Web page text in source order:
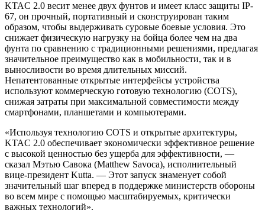
KTAC 2.0 весит менее двух фунтов и имеет класс защиты IP-
67, он прочный, портативный и сконструирован таким
образом, чтобы выдерживать суровые боевые условия. Это
снижает физическую нагрузку на бойца более чем на два
фунта по сравнению с традиционными решениями, предлагая
значительное преимущество как в мобильности, так и в
выносливости во время длительных миссий.
Непатентованные открытые интерфейсы устройства
используют коммерческую готовую технологию (COTS),
снижая затраты при максимальной совместимости между
смартфонами, планшетами и компьютерами.
«Используя технологию COTS и открытые архитектуры,
KTAC 2.0 обеспечивает экономически эффективное решение
с высокой ценностью без ущерба для эффективности, —
сказал Мэтью Савока (Matthew Savoca), исполнительный
вице-президент Kutta. — Этот запуск знаменует собой
значительный шаг вперед в поддержке министерств обороны
во всем мире с помощью масштабируемых, критически
важных технологий».